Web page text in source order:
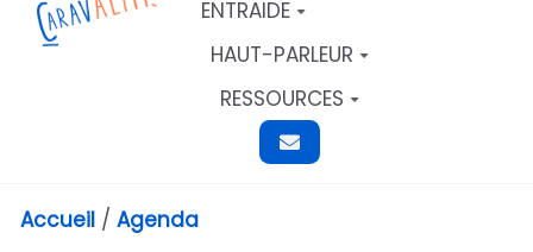
ENTRAIDE
HAUT-PARLEUR
RESSOURCES
Accueil / Agenda